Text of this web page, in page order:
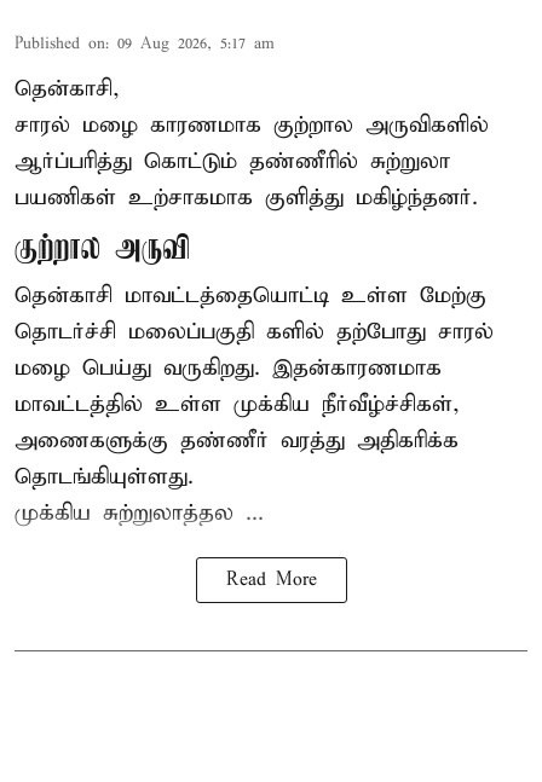
Published on: 09 Aug 2026, 5:17 am
தென்காசி,
சாரல் மழை காரணமாக குற்றால அருவிகளில்
ஆர்ப்பரித்து கொட்டும் தண்ணீரில் சுற்றுலா
பயணிகள் உற்சாகமாக குளித்து மகிழ்ந்தனர்.
குற்றால அருவி
தென்காசி மாவட்டத்தையொட்டி உள்ள மேற்கு
தொடர்ச்சி மலைப்பகுதி களில் தற்போது சாரல்
மழை பெய்து வருகிறது. இதன்காரணமாக
மாவட்டத்தில் உள்ள முக்கிய நீர்வீழ்ச்சிகள்,
அணைகளுக்கு தண்ணீர் வரத்து அதிகரிக்க
தொடங்கியுள்ளது.
முக்கிய சுற்றுலாத்தல ...
Read More